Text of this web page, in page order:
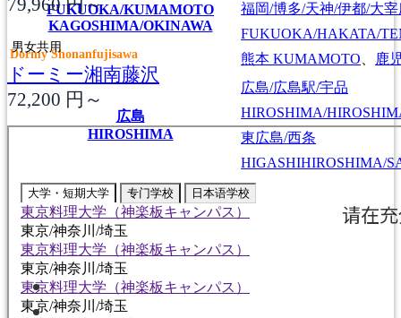
FUKUOKA/KUMAMOTO
KAGOSHIMA/OKINAWA
福岡/博多/天神/伊都/大宰
FUKUOKA/HAKATA/
熊本 KUMAMOTO 鹿
広島
HIROSHIMA
広島/広島駅/宇品
HIROSHIMA/
東広島/西条
HIGASHIHIROSHIMA/
大学・短期大学 专门学校 日本语学校
東京料理大学（神楽板キャンパス）
東京/神奈川/埼玉
東京料理大学（神楽板キャンパス）
東京/神奈川/埼玉
東京料理大学（神楽板キャンパス）
東京/神奈川/埼玉
79,960円～
男女共用
Dormy Shonanfujisawa
ドーミー湘南藤沢
72,200 円～